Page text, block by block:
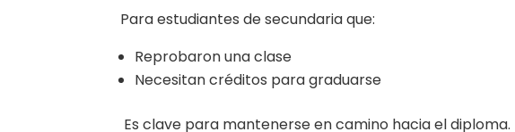
Para estudiantes de secundaria que:
Reprobaron una clase
Necesitan créditos para graduarse
Es clave para mantenerse en camino hacia el diploma.